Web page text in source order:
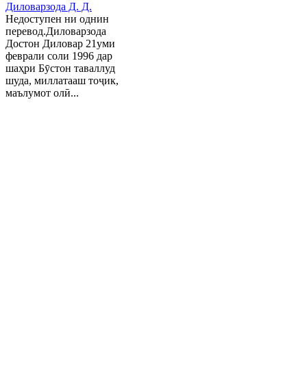
Диловарзода Д. Д.
Недоступен ни однин
перевод.Диловарзода
Достон Диловар 21уми
феврали соли 1996 дар
шаҳри Бӯстон таваллуд
шуда, миллатааш тоҷик,
маълумот олӣ...